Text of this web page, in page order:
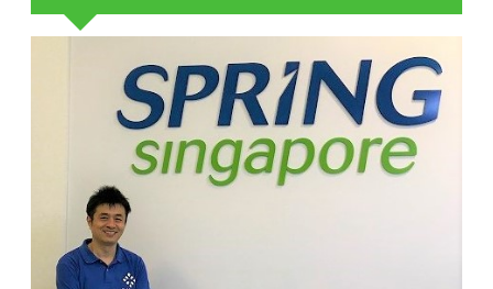
7.
訣